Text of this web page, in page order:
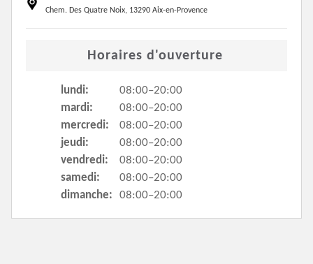
Chem. Des Quatre Noix, 13290 Aix-en-Provence
Horaires d'ouverture
lundi:
08:00–20:00
mardi:
08:00–20:00
mercredi:
08:00–20:00
jeudi:
08:00–20:00
vendredi:
08:00–20:00
samedi:
08:00–20:00
dimanche:
08:00–20:00